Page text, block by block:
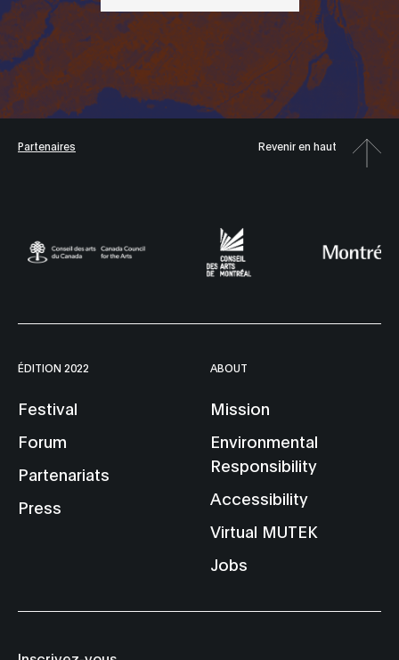
Partenaires Revenir en haut
ÉDITION 2022
Festival
Forum
Partenariats
Press
ABOUT
Mission
Environmental
Responsibility
Accessibility
Virtual MUTEK
Jobs